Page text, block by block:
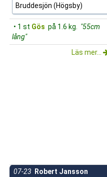
Bruddesjön (Högsby)
• 1 st Gös på 1.6 kg.
"55cm
lång"
Läs mer...
07-23 Robert Jansson